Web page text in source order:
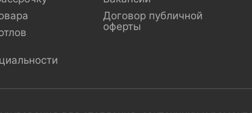
Договор публичной
оферты